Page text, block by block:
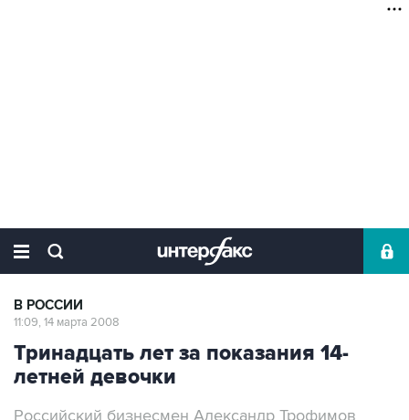
В РОССИИ
11:09, 14 марта 2008
Тринадцать лет за показания 14-
летней девочки
Российский бизнесмен Александр Трофимов